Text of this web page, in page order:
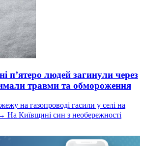
п’ятеро людей загинули через
травми та обмороження
на газопроводі гасили у селі на
На Київщині син з необережності